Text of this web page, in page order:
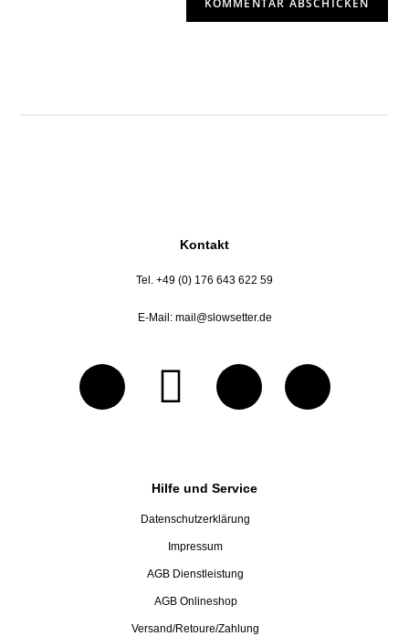
Kontakt
Tel. +49 (0) 176 643 622 59
E-Mail: mail@slowsetter.de
Hilfe und Service
Datenschutzerklärung
Impressum
AGB Dienstleistung
AGB Onlineshop
Versand/Retoure/Zahlung